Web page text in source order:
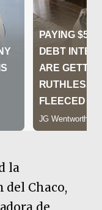
la
del Chaco,
de